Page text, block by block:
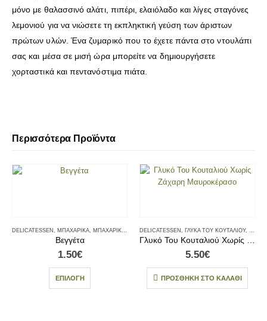
μόνο με θαλασσινό αλάτι, πιπέρι, ελαιόλαδο και λίγες σταγόνες
λεμονιού για να νιώσετε τη εκπληκτική γεύση των άριστων
πρώτων υλών. Ένα ζυμαρικό που το έχετε πάντα στο ντουλάπι
σας και μέσα σε μισή ώρα μπορείτε να δημιουργήσετε
χορταστικά και πεντανόστιμα πιάτα.
Περισσότερα Προϊόντα
DELICATESSEN ΜΠΑΧΑΡΙΚΆ ΜΠΑΧΑΡΙΚΆ - ΑΛΆΤΙΑ
Βεγγέτα
1.50€
ΕΠΙΛΟΓΉ
DELICATESSEN ΓΛΥΚΆ ΤΟΥ ΚΟΥΤΑΛΙΟΎ,
5.50€
ΠΡΟΣΘΉΚΗ ΣΤΟ ΚΑΛΆΘΙ